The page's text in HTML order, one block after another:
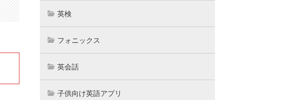
英検
フォニックス
英会話
子供向け英語アプリ